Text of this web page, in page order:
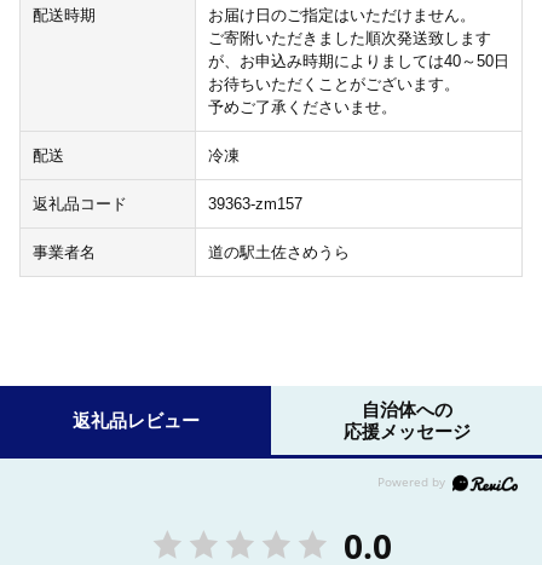
配送時期
お届け日のご指定はいただけません。
ご寄附いただきました順次発送致します
が、お申込み時期によりましては40～50日
お待ちいただくことがございます。
予めご了承くださいませ。
配送 冷凍
返礼品コード 39363-zm157
事業者名 道の駅土佐さめうら
返礼品レビュー
自治体への
応援メッセージ
0.0